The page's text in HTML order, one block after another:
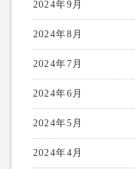
2024年9月
2024年8月
2024年7月
2024年6月
2024年5月
2024年4月